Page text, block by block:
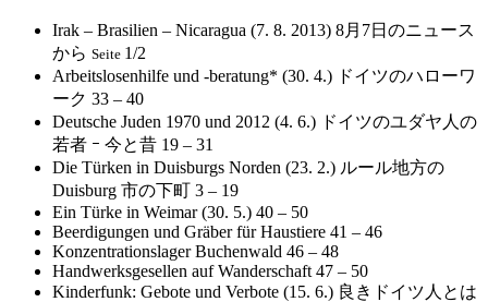
Irak – Brasilien – Nicaragua (7. 8. 2013) 8月7日のニュース
から Seite 1/2
Arbeitslosenhilfe und -beratung* (30. 4.) ドイツのハローワ
ーク 33 – 40
Deutsche Juden 1970 und 2012 (4. 6.) ドイツのユダヤ人の
若者 ｰ 今と昔 19 – 31
Die Türken in Duisburgs Norden (23. 2.) ルール地方の
Duisburg 市の下町 3 – 19
Ein Türke in Weimar (30. 5.) 40 – 50
Beerdigungen und Gräber für Haustiere 41 – 46
Konzentrationslager Buchenwald 46 – 48
Handwerksgesellen auf Wanderschaft 47 – 50
Kinderfunk: Gebote und Verbote (15. 6.) 良きドイツ人とは